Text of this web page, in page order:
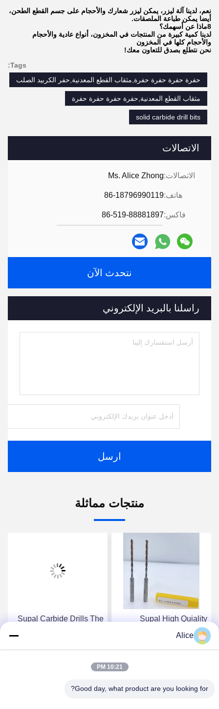
الاتصالات
الاتصالات:Ms. Alice Zhong
هاتف:86-18796990119
فاكس:86-519-88881897
نتحدث الآن
راسلنا بالبريد الإلكتروني
ارسل
نعم، لدينا آلة ليزر، يمكن ليزر شعارك والأحجام على جسم القطع الطحن،
أيضا يمكن طباعة الملصقات.
8ماذا عن أسهمك؟
لدينا كمية كبيرة من المنتجات في المخزون، أنواع عادية والأحجام
والأحجام كلها في المخزون
نحن نتطلع بصدق للتعاون معك!
Tags:
حفرة حفرة حفرة حفرة,مثقاب القطع المعدنية,حفر الكربيد الصلب
مثقاب القطع المعدنية,حفرة حفرة حفرة حفرة
solid carbide drill bits
منتجات مماثلة
Supal High Quiality
Innovative Carbide Drills
For Superior Drilling
احصل على أفضل سعر
Supal Carbide Drills The
Drilling Tools
Alice
10:21 PM
Good day, what product are you looking for?